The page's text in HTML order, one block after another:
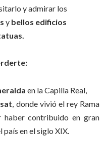
y admirar los
y bellos edificios
en la Capilla Real,
, donde vivió el rey Rama
haber contribuido en gran
en el siglo XIX.